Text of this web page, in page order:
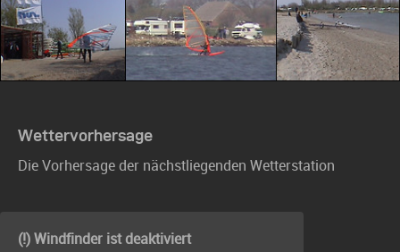
Wettervorhersage
Die Vorhersage der nächstliegenden Wetterstation
(!) Windfinder ist deaktiviert